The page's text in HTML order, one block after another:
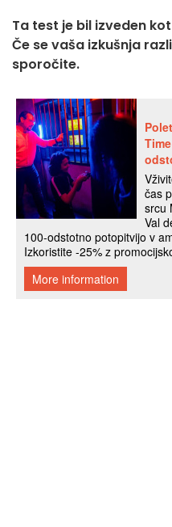
Ta test je bil izveden
Če se vaša izkušnja
sporočite.